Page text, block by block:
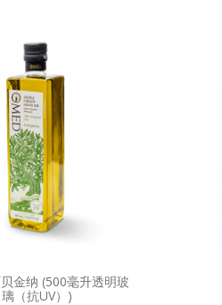
金纳 (500毫升透明玻
璃（抗UV）)